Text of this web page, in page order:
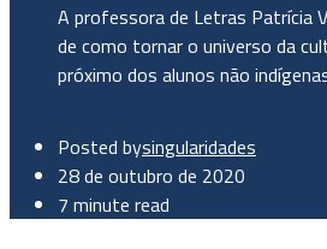
A professora de Letras Patrícia
de como tornar o universo da
próximo dos alunos não
Posted bysingularidades
28 de outubro de 2020
7 minute read